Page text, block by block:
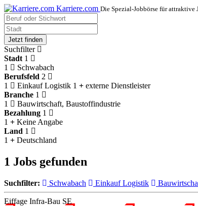
Karriere.com Die Spezial-Jobbörse für attraktive
Jetzt finden
Suchfilter
Stadt 1
1
Schwabach
Berufsfeld 2
1
Einkauf Logistik 1
externe Dienstleister
Branche 1
1
Bauwirtschaft, Baustoffindustrie
Bezahlung 1
1
Keine Angabe
Land 1
1
Deutschland
1 Jobs gefunden
Suchfilter: Schwabach Einkauf Logistik
Eiffage Infra-Bau SE